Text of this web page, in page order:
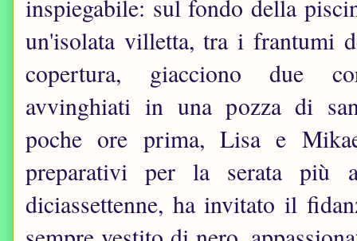
inspiegabile: sul fondo della
un'isolata villetta, tra i frantumi
copertura, giacciono due
avvinghiati in una pozza di
poche ore prima, Lisa e
preparativi per la serata più
diciassettenne, ha invitato il